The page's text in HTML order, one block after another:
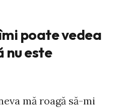
poate vedea
nu este
mă roagă să-mi